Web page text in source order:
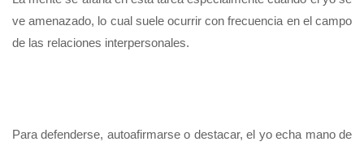
ve amenazado, lo cual suele ocurrir con frecuencia en el campo
de las relaciones interpersonales.
Para defenderse, autoafirmarse o destacar, el yo echa mano de